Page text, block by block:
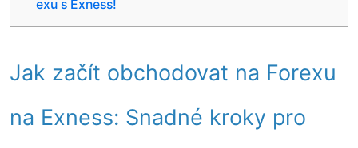
exu s Exness!
Jak začít obchodovat na Forexu
na Exness: Snadné kroky pro